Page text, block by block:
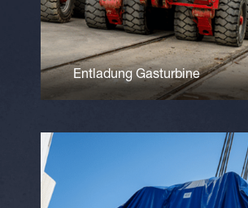
Entladung Gasturbine